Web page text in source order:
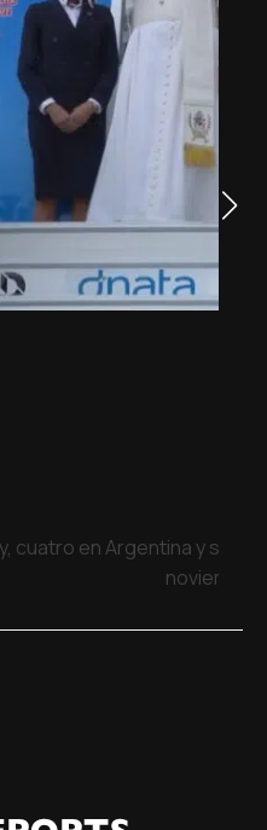
cuatro en Argentina y siete
noviembre